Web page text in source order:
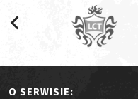
O SERWISIE: